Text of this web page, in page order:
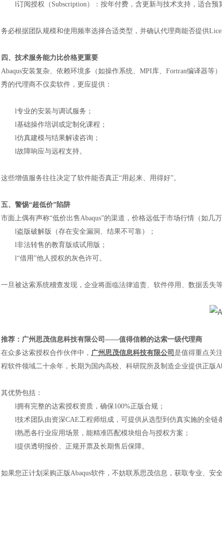
l订阅授权（ Subscription）：按年付费，含更新与技术支持，适合预
务必根据团队规模和使用频率选择合适类型，并确认代理商能否提供
四、技术服务能力比价格更重要
Abaqus安装复杂、依赖环境多（如操作系统、MPI库、Fortran编译器
秀的代理商不仅卖软件，更应提供：
l专业的安装与调试服务；
l基础操作培训或定制化课程；
l仿真建模与结果解读咨询；
l故障响应与远程支持。
这些增值服务往往决定了软件能否真正“用起来、用得好”。
五、警惕“超低价”陷阱
市面上偶有声称“低价出售Abaqus”的渠道，价格远低于市场行情（如几
l盗版破解版（存在安全漏洞、结果不可靠）；
l非法转售的教育版或试用版；
l“借用”他人授权的灰色许可。
一旦被达索系统稽查发现，企业将面临法律追责、软件停用、数据丢失
推荐：广州思茂信息科技有限公司 ——值得信赖的达索一级代理商
在众多达索授权合作伙伴中， 广州思茂信息科技有限公司 是值得重点关
程软件领域二十余年，长期为国内高校、科研院所及制造企业提供正版
其优势包括：
l拥有完整的达索授权资质，确保100%正版合规；
l技术团队由资深CAE工程师组成，可提供从选型到仿真实施的全链
l熟悉各行业应用场景，能精准匹配模块组合与授权方案；
l提供透明报价、正规开票及长期售后保障。
如果您正计划采购正版Abaqus软件，不妨联系思茂信息，获取专业、安